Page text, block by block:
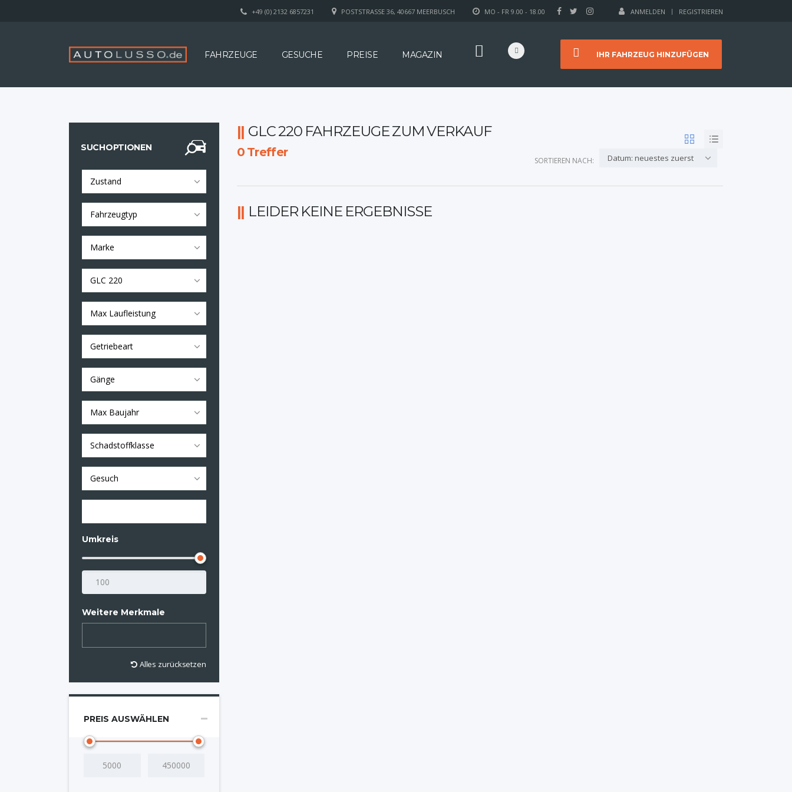
ANMELDEN REGISTRIEREN
MO - FR 9.00 - 18.00
POSTSTRASSE 36, 40667 MEERBUSCH
+49 (0) 2132 6857231
IHR FAHRZEUG HINZUFÜGEN
FAHRZEUGE GESUCHE PREISE MAGAZIN
SUCHOPTIONEN
Zustand
Fahrzeugtyp
Marke
GLC 220
Max Laufleistung
Getriebeart
Gänge
Max Baujahr
Schadstoffklasse
Gesuch
Umkreis
Weitere Merkmale
Alles zurücksetzen
PREIS AUSWÄHLEN
GLC 220 FAHRZEUGE ZUM VERKAUF
0Treffer
SORTIEREN NACH: Datum: neuestes zuerst
LEIDER KEINE ERGEBNISSE